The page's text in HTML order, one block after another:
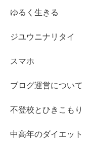
ゆるく生きる
ジユウニナリタイ
スマホ
ブログ運営について
不登校とひきこもり
中高年のダイエット